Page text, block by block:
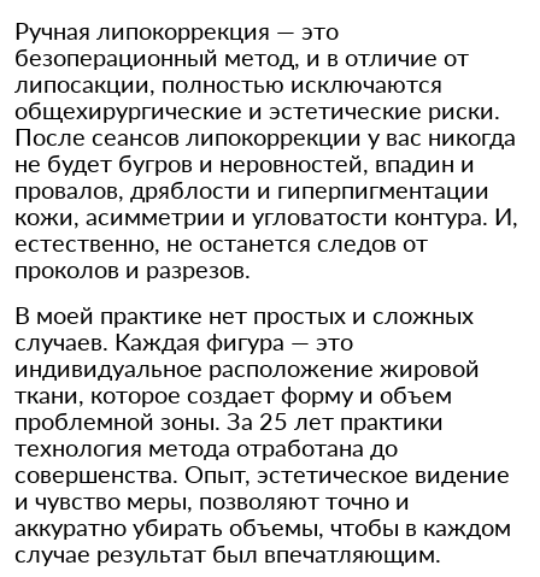
Ручная липокоррекция — это
безоперационный метод, и в отличие от
липосакции, полностью исключаются
общехирургические и эстетические риски.
После сеансов липокоррекции у вас никогда
не будет бугров и неровностей, впадин и
провалов, дряблости и гиперпигментации
кожи, асимметрии и угловатости контура. И,
естественно, не останется следов от
проколов и разрезов.
В моей практике нет простых и сложных
случаев. Каждая фигура — это
индивидуальное расположение жировой
ткани, которое создает форму и объем
проблемной зоны. За 25 лет практики
технология метода отработана до
совершенства. Опыт, эстетическое видение
и чувство меры, позволяют точно и
аккуратно убирать объемы, чтобы в каждом
случае результат был впечатляющим.